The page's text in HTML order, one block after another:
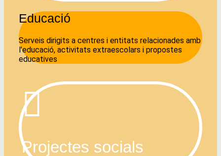
Educació
Serveis dirigits a centres i entitats relacionades amb
l’educació, activitats extraescolars i propostes
educatives
Projectes socials